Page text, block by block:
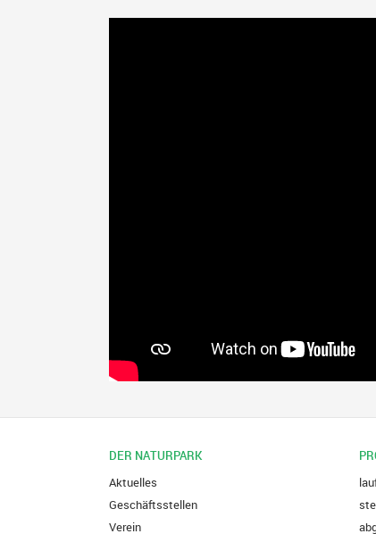
DER NATURPARK
Aktuelles
Geschäftsstellen
Verein